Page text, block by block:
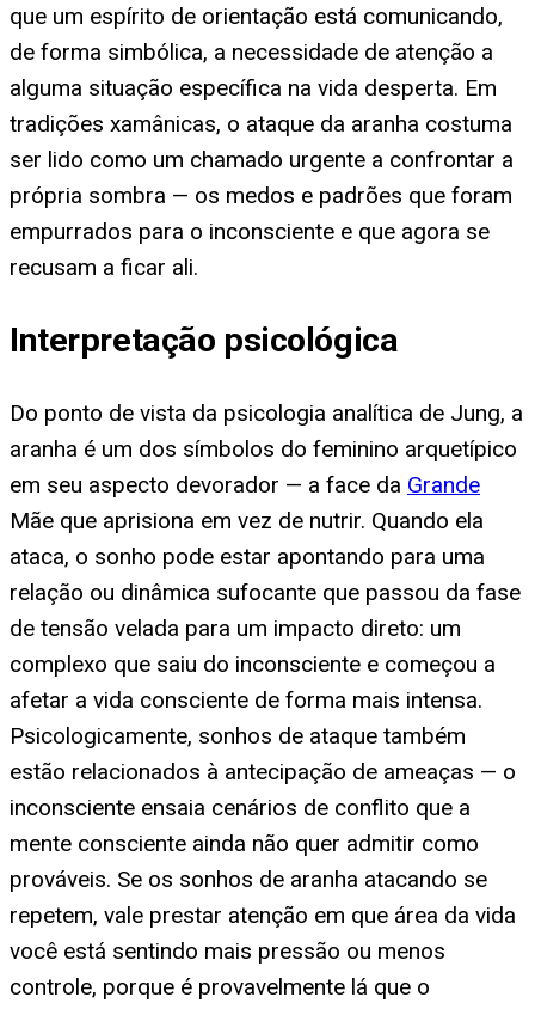
que um espírito de orientação está comunicando,
de forma simbólica, a necessidade de atenção a
alguma situação específica na vida desperta. Em
tradições xamânicas, o ataque da aranha costuma
ser lido como um chamado urgente a confrontar a
própria sombra — os medos e padrões que foram
empurrados para o inconsciente e que agora se
recusam a ficar ali.
Interpretação psicológica
Do ponto de vista da psicologia analítica de Jung, a
aranha é um dos símbolos do feminino arquetípico
em seu aspecto devorador — a face da Grande
Mãe que aprisiona em vez de nutrir. Quando ela
ataca, o sonho pode estar apontando para uma
relação ou dinâmica sufocante que passou da fase
de tensão velada para um impacto direto: um
complexo que saiu do inconsciente e começou a
afetar a vida consciente de forma mais intensa.
Psicologicamente, sonhos de ataque também
estão relacionados à antecipação de ameaças — o
inconsciente ensaia cenários de conflito que a
mente consciente ainda não quer admitir como
prováveis. Se os sonhos de aranha atacando se
repetem, vale prestar atenção em que área da vida
você está sentindo mais pressão ou menos
controle, porque é provavelmente lá que o